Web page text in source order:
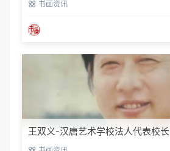
书画资讯
王双义-汉唐艺术学校法人代表校长